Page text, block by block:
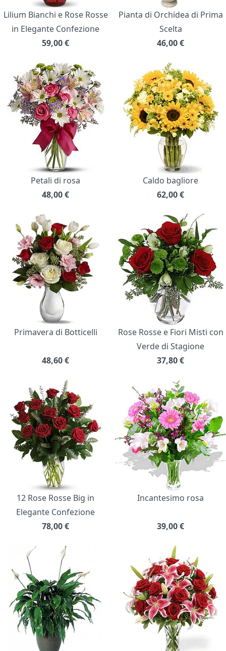
Lilium Bianchi e Rose Rosse
in Elegante Confezione
59,00€
Pianta di Orchidea di Prima
Scelta
46,00€
Petali di rosa
48,00€
Caldo bagliore
62,00€
Primavera di Botticelli
48,60€
Rose Rosse e Fiori Misti con
Verde di Stagione
37,80€
12 Rose Rosse Big in
Elegante Confezione
78,00€
Incantesimo rosa
39,00€